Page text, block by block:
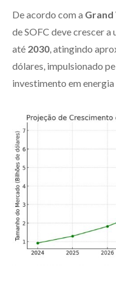
De acordo com a Grand
de SOFC deve crescer
até 2030, atingindo
dólares, impulsionado
investimento em